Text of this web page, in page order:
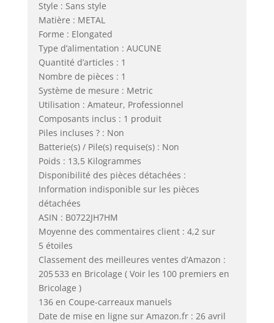
Style : Sans style
Matière : METAL
Forme : Elongated
Type d’alimentation : AUCUNE
Quantité d’articles : 1
Nombre de pièces : 1
Système de mesure : Metric
Utilisation : Amateur, Professionnel
Composants inclus : 1 produit
Piles incluses ? : Non
Batterie(s) / Pile(s) requise(s) : Non
Poids : 13,5 Kilogrammes
Disponibilité des pièces détachées :
Information indisponible sur les pièces
détachées
ASIN : B0722JH7HM
Moyenne des commentaires client : 4,2 sur
5 étoiles
Classement des meilleures ventes d’Amazon :
205 533 en Bricolage ( Voir les 100 premiers en
Bricolage )
136 en Coupe-carreaux manuels
Date de mise en ligne sur Amazon.fr : 26 avril